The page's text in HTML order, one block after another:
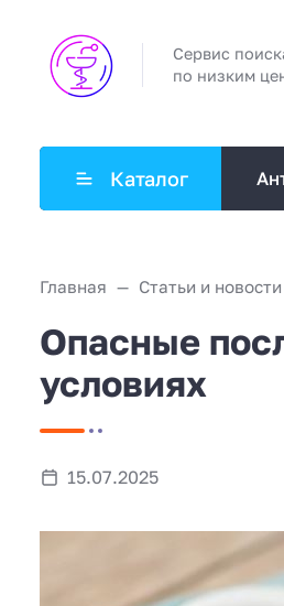
Сервис
по низким
Каталог
Главная Статьи и новости
Опасные
условиях
15.07.2025